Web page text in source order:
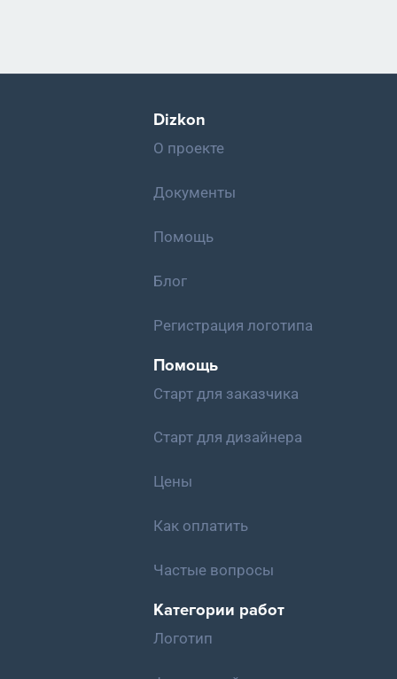
Dizkon
О проекте
Документы
Помощь
Блог
Регистрация логотипа
Помощь
Старт для заказчика
Старт для дизайнера
Цены
Как оплатить
Частые вопросы
Категории работ
Логотип